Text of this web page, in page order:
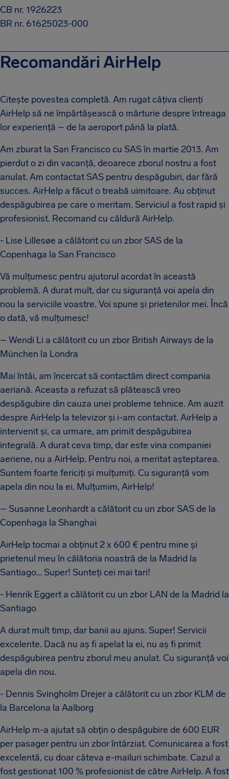
CB nr. 1926223
BR nr. 61625023-000
Recomandări AirHelp
Citește povestea completă. Am rugat câțiva clienți
AirHelp să ne împărtășească o mărturie despre întreaga
lor experiență – de la aeroport până la plată.
Am zburat la San Francisco cu SAS în martie 2013. Am
pierdut o zi din vacanță, deoarece zborul nostru a fost
anulat. Am contactat SAS pentru despăgubiri, dar fără
succes. AirHelp a făcut o treabă uimitoare. Au obținut
despăgubirea pe care o meritam. Serviciul a fost rapid și
profesionist. Recomand cu căldură AirHelp.
- Lise Lillesøe a călătorit cu un zbor SAS de la
Copenhaga la San Francisco
Vă mulțumesc pentru ajutorul acordat în această
problemă. A durat mult, dar cu siguranță voi apela din
nou la serviciile voastre. Voi spune și prietenilor mei. Încă
o dată, vă mulțumesc!
– Wendi Li a călătorit cu un zbor British Airways de la
München la Londra
Mai întâi, am încercat să contactăm direct compania
aeriană. Aceasta a refuzat să plătească vreo
despăgubire din cauza unei probleme tehnice. Am auzit
despre AirHelp la televizor și i-am contactat. AirHelp a
intervenit și, ca urmare, am primit despăgubirea
integrală. A durat ceva timp, dar este vina companiei
aeriene, nu a AirHelp. Pentru noi, a meritat așteptarea.
Suntem foarte fericiți și mulțumiți. Cu siguranță vom
apela din nou la ei. Mulțumim, AirHelp!
– Susanne Leonhardt a călătorit cu un zbor SAS de la
Copenhaga la Shanghai
AirHelp tocmai a obținut 2 x 600 € pentru mine și
prietenul meu în călătoria noastră de la Madrid la
Santiago… Super! Sunteți cei mai tari!
- Henrik Eggert a călătorit cu un zbor LAN de la Madrid la
Santiago
A durat mult timp, dar banii au ajuns. Super! Servicii
excelente. Dacă nu aș fi apelat la ei, nu aș fi primit
despăgubirea pentru zborul meu anulat. Cu siguranță voi
apela din nou.
- Dennis Svingholm Drejer a călătorit cu un zbor KLM de
la Barcelona la Aalborg
AirHelp m-a ajutat să obțin o despăgubire de 600 EUR
per pasager pentru un zbor întârziat. Comunicarea a fost
excelentă, cu doar câteva e-mailuri schimbate. Cazul a
fost gestionat 100 % profesionist de către AirHelp. A fost